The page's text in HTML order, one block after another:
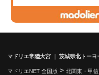
マドリエ常陸大宮 ｜ 茨城県北トーヨ
マドリエNET 全国版 > 北関東・甲信